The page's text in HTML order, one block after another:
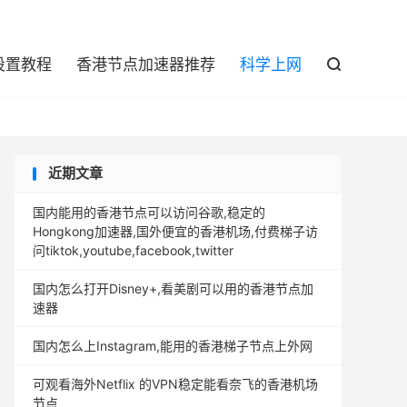
置教程 香港节点加速器推荐 科学上网 
近期文章
国内能用的香港节点可以访问谷歌,稳定的
Hongkong加速器,国外便宜的香港机场,付费梯子访
问tiktok,youtube,facebook,twitter
国内怎么打开Disney+,看美剧可以用的香港节点加
速器
国内怎么上Instagram,能用的香港梯子节点上外网
可观看海外Netflix 的VPN稳定能看奈飞的香港机场
节点